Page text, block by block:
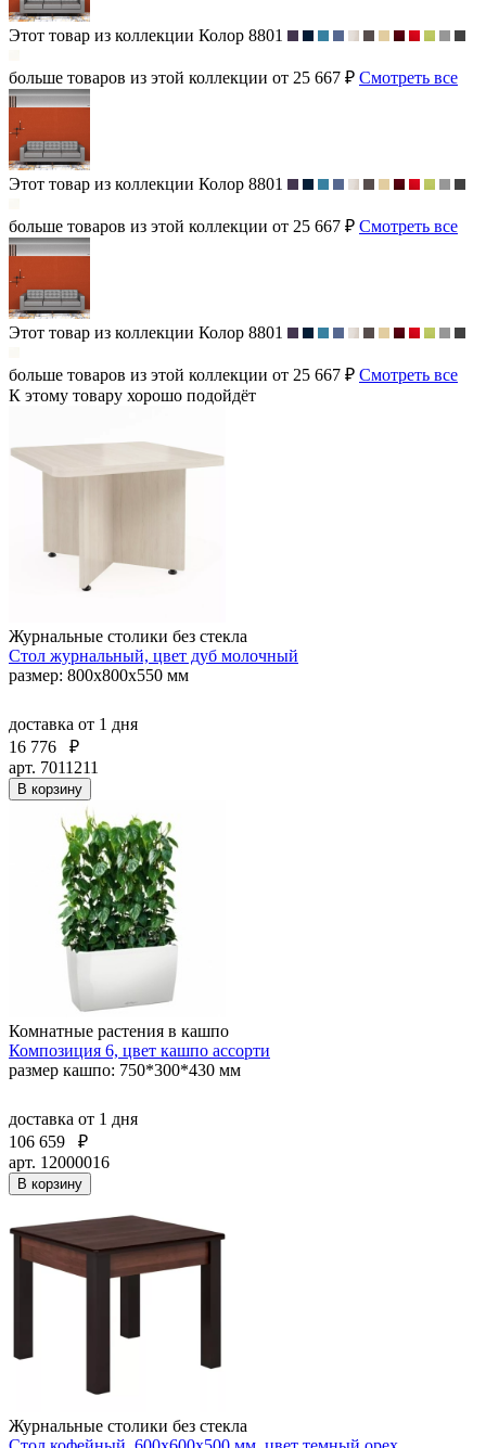
Этот товар из коллекции Колор 8801
больше товаров из этой коллекции от 25 667 ₽ Смотреть все
Этот товар из коллекции Колор 8801
больше товаров из этой коллекции от 25 667 ₽ Смотреть все
Этот товар из коллекции Колор 8801
больше товаров из этой коллекции от 25 667 ₽ Смотреть все
К этому товару хорошо подойдёт
Журнальные столики без стекла
Стол журнальный, цвет дуб молочный
размер: 800х800х550 мм
доставка от 1 дня
16 776
₽
арт. 7011211
В корзину
Комнатные растения в кашпо
Композиция 6, цвет кашпо ассорти
размер кашпо: 750*300*430 мм
доставка от 1 дня
106 659
₽
арт. 12000016
В корзину
Журнальные столики без стекла